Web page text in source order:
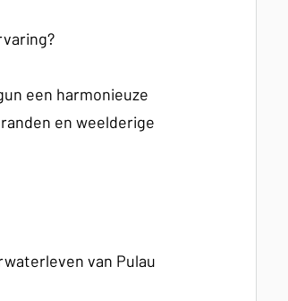
een harmonieuze
en weelderige
van Pulau